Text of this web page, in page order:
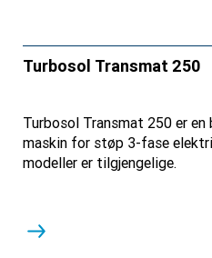
Turbosol Transmat 250
Turbosol Transmat 250 er
maskin for støp 3-fase
modeller er tilgjengelige.